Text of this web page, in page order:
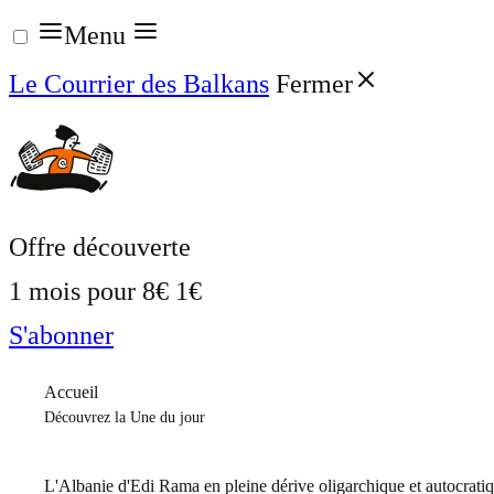
Aller
au
contenu
Menu
Le Courrier des Balkans Fermer
Offre découverte
1 mois pour 8€ 1€
S'abonner
Accueil
Découvrez la Une du jour
L'Albanie d'Edi Rama en pleine dérive oligarchique et